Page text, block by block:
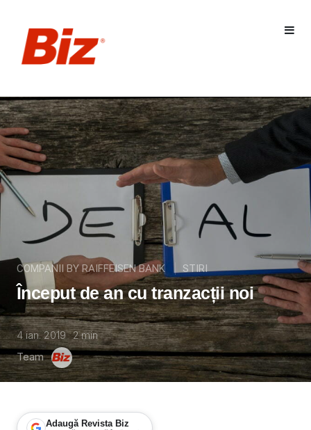
COMPANII BY RAIFFEISEN BANK STIRI
Început de an cu tranzacții noi
4 ian. 2019 2min
Team
Adaugă Revista Biz